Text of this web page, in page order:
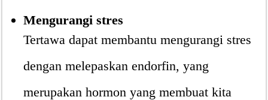
Mengurangi stres
Tertawa dapat membantu mengurangi stres
dengan melepaskan endorfin, yang
merupakan hormon yang membuat kita